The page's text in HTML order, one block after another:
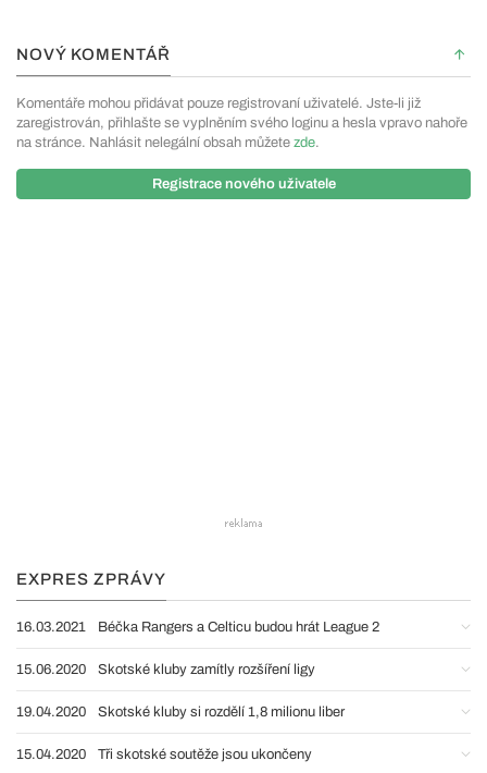
NOVÝ KOMENTÁŘ
Komentáře mohou přidávat pouze registrovaní uživatelé. Jste-li již
zaregistrován, přihlašte se vyplněním svého loginu a hesla vpravo nahoře
na stránce. Nahlásit nelegální obsah můžete zde.
Registrace nového uživatele
EXPRES ZPRÁVY
16.03.2021 Béčka Rangers a Celticu budou hrát League 2
15.06.2020 Skotské kluby zamítly rozšíření ligy
19.04.2020 Skotské kluby si rozdělí 1,8 milionu liber
15.04.2020 Tři skotské soutěže jsou ukončeny